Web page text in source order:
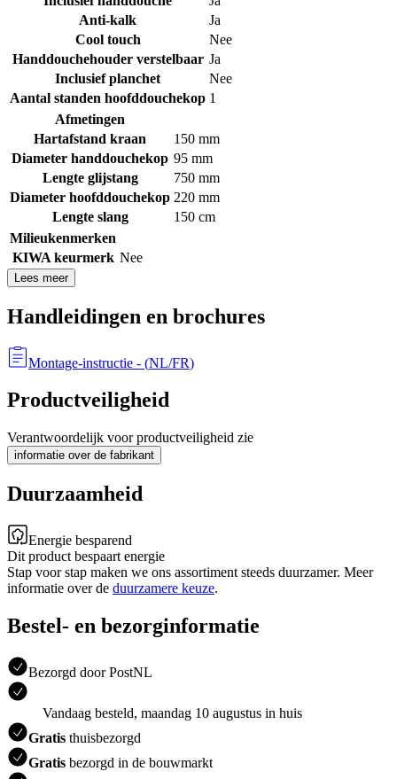
Anti-kalk
Ja
Cool touch
Nee
Handdouchehouder verstelbaar Ja
Inclusief planchet
Nee
Aantal standen hoofddouchekop 1
Afmetingen
Hartafstand kraan
150 mm
Diameter handdouchekop 95 mm
Lengte glijstang
750 mm
Diameter hoofddouchekop 220 mm
Lengte slang
150 cm
Milieukenmerken
KIWA keurmerk Nee
Lees meer
Handleidingen en brochures
Montage-instructie - (NL/FR)
Productveiligheid
Verantwoordelijk voor productveiligheid zie
informatie over de fabrikant
Duurzaamheid
Energie besparend
Dit product bespaart energie
Stap voor stap maken we ons assortiment steeds duurzamer. Meer
informatie over de duurzamere keuze.
Bestel- en bezorginformatie
Bezorgd door PostNL
Vandaag besteld, maandag 10 augustus in huis
Gratis thuisbezorgd
Gratis bezorgd in de bouwmarkt